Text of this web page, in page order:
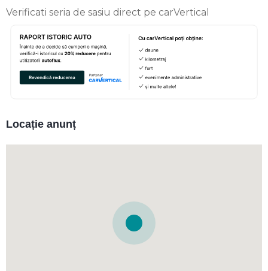
Verificati seria de sasiu direct pe carVertical
Locație anunț